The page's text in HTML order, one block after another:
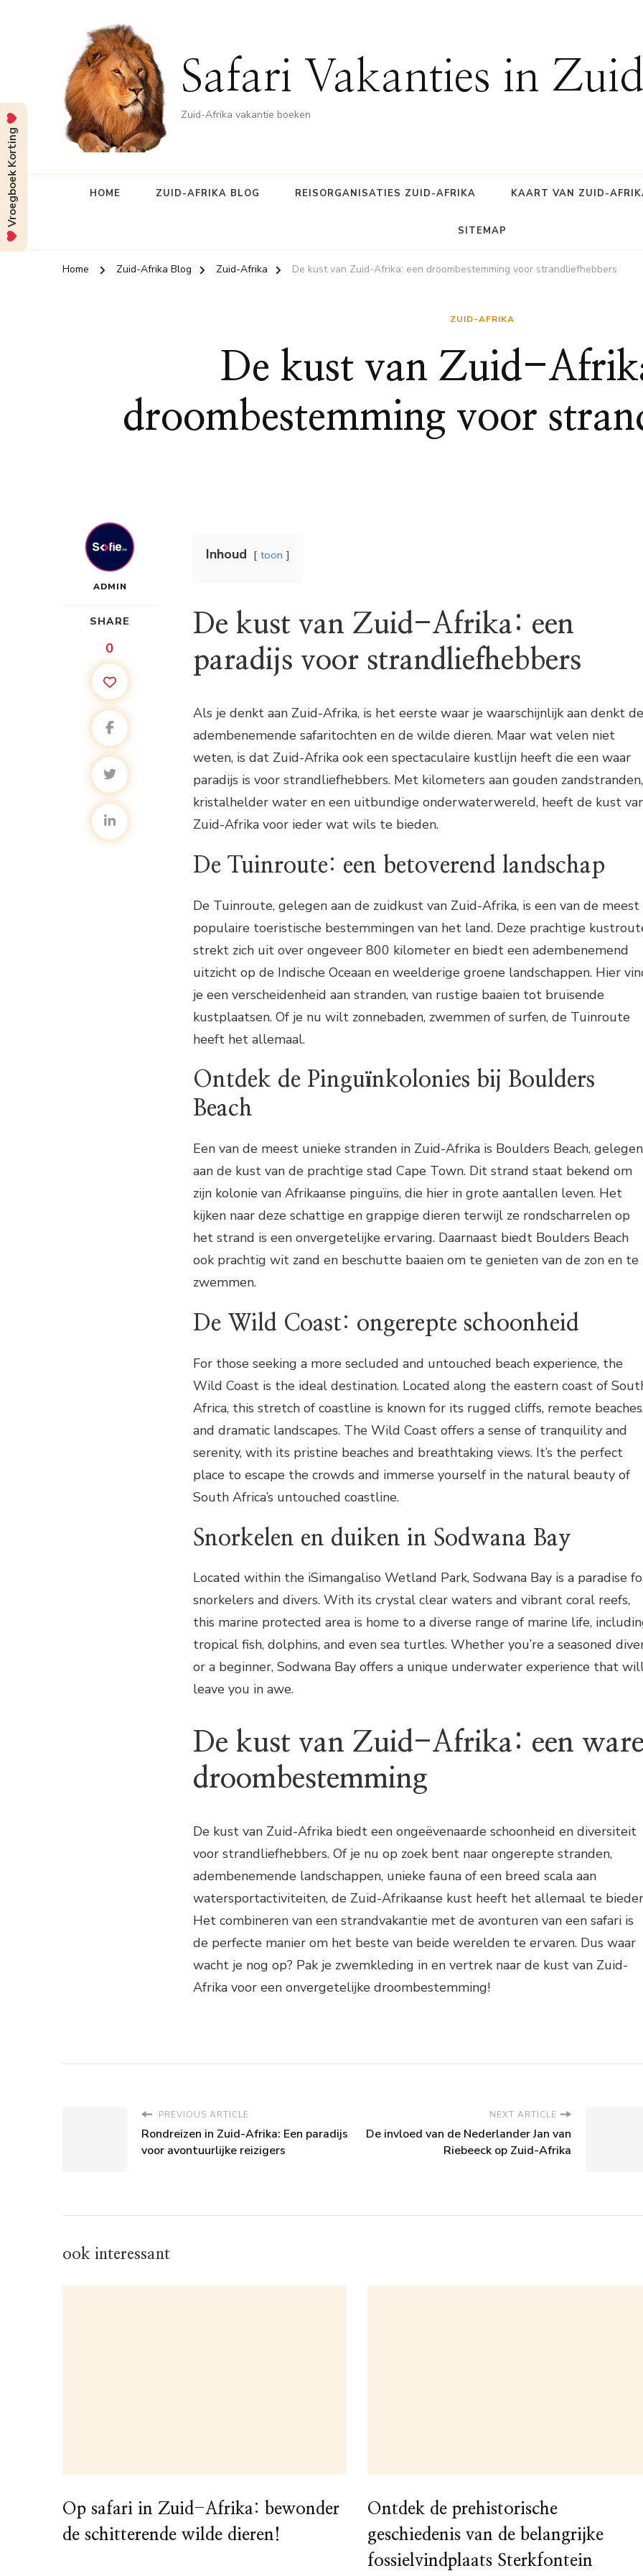
Safari Vakanties in
Zuid-Afrika vakantie boeken
HOME ZUID-AFRIKA BLOG REISORGANISATIES ZUID-AFRIKA KAART VAN ZUID-
SITEMAP
Home Zuid-Afrika Blog Zuid-Afrika De kust van Zuid-Afrika: een droombestemming voor strandliefhebbers
ZUID-AFRIKA
De kust van Zuid-
droombestemming voor
ADMIN
SHARE
0
Inhoud toon
De kust van Zuid-Afrika: een
paradijs voor strandliefhebbers
Als je denkt aan Zuid-Afrika, is het eerste waar je waarschijnlijk aan denkt de
adembenemende safaritochten en de wilde dieren. Maar wat velen niet
weten, is dat Zuid-Afrika ook een spectaculaire kustlijn heeft die een waar
paradijs is voor strandliefhebbers. Met kilometers aan gouden zandstranden,
kristalhelder water en een uitbundige onderwaterwereld, heeft de kust
Zuid-Afrika voor ieder wat wils te bieden.
De Tuinroute: een betoverend landschap
De Tuinroute, gelegen aan de zuidkust van Zuid-Afrika, is een van de meest
populaire toeristische bestemmingen van het land. Deze prachtige
strekt zich uit over ongeveer 800 kilometer en biedt een adembenemend
uitzicht op de Indische Oceaan en weelderige groene landschappen. Hier
je een verscheidenheid aan stranden, van rustige baaien tot bruisende
kustplaatsen. Of je nu wilt zonnebaden, zwemmen of surfen, de Tuinroute
heeft het allemaal.
Ontdek de Pinguïnkolonies bij Boulders
Beach
Een van de meest unieke stranden in Zuid-Afrika is Boulders Beach, gelegen
aan de kust van de prachtige stad Cape Town. Dit strand staat bekend om
zijn kolonie van Afrikaanse pinguïns, die hier in grote aantallen leven. Het
kijken naar deze schattige en grappige dieren terwijl ze rondscharrelen op
het strand is een onvergetelijke ervaring. Daarnaast biedt Boulders Beach
ook prachtig wit zand en beschutte baaien om te genieten van de zon en te
zwemmen.
De Wild Coast: ongerepte schoonheid
For those seeking a more secluded and untouched beach experience, the
Wild Coast is the ideal destination. Located along the eastern coast of
Africa, this stretch of coastline is known for its rugged cliffs, remote
and dramatic landscapes. The Wild Coast offers a sense of tranquility and
serenity, with its pristine beaches and breathtaking views. It’s the perfect
place to escape the crowds and immerse yourself in the natural beauty of
South Africa’s untouched coastline.
Snorkelen en duiken in Sodwana Bay
Located within the iSimangaliso Wetland Park, Sodwana Bay is a paradise
snorkelers and divers. With its crystal clear waters and vibrant coral reefs,
this marine protected area is home to a diverse range of marine life,
tropical fish, dolphins, and even sea turtles. Whether you’re a seasoned
or a beginner, Sodwana Bay offers a unique underwater experience that
leave you in awe.
De kust van Zuid-Afrika: een
droombestemming
De kust van Zuid-Afrika biedt een ongeëvenaarde schoonheid en diversiteit
voor strandliefhebbers. Of je nu op zoek bent naar ongerepte stranden,
adembenemende landschappen, unieke fauna of een breed scala aan
watersportactiviteiten, de Zuid-Afrikaanse kust heeft het allemaal te
Het combineren van een strandvakantie met de avonturen van een safari is
de perfecte manier om het beste van beide werelden te ervaren. Dus waar
wacht je nog op? Pak je zwemkleding in en vertrek naar de kust van Zuid-
Afrika voor een onvergetelijke droombestemming!
PREVIOUS ARTICLE
Rondreizen in Zuid-Afrika: Een paradijs
voor avontuurlijke reizigers
NEXT ARTICLE
De invloed van de Nederlander Jan van
Riebeeck op Zuid-Afrika
ook interessant
Op safari in Zuid-Afrika: bewonder
de schitterende wilde dieren!
Ontdek de prehistorische
geschiedenis van de belangrijke
fossielvindplaats Sterkfontein
Vroegboek Korting